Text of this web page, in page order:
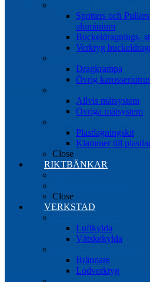
Spotters och
aluminium
Buckeldragnings-
Verktyg
Dragkrampa
Övrig
Allvis mätsystem
Övriga mätsystem
Plastlagningskit
Klammer till
Close
RIKTBÄNKAR
Close
VERKSTAD
Luftkylda
Vätskekylda
Brännare
Lödverktyg